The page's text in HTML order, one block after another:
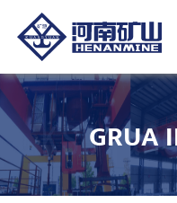
GRUA